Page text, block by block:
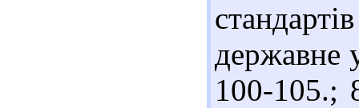
державне
100-105.;